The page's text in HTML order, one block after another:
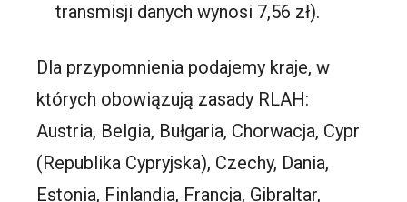
transmisji danych wynosi 7,56 zł).
Dla przypomnienia podajemy kraje, w
których obowiązują zasady RLAH:
Austria, Belgia, Bułgaria, Chorwacja, Cypr
(Republika Cypryjska), Czechy, Dania,
Estonia, Finlandia, Francja, Gibraltar,